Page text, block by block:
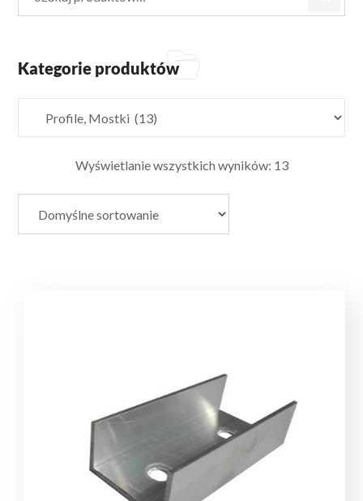
Wyświetlanie wszystkich wyników: 13
Kategorie produktów